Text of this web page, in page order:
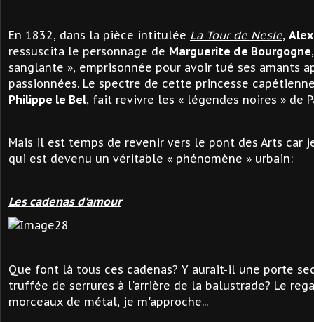
En 1832, dans la pièce intitulée La Tour de Nesle,
ressuscita le personnage de Marguerite de Bourgogne
sanglante », emprisonnée pour avoir tué ses amants
passionnées. Le spectre de cette princesse
Philippe le Bel, fait revivre les « légendes noires » de
Mais il est temps de revenir vers le pont des Arts car
qui est devenu un véritable « phénomène » urbain:
Les cadenas d'amour
Que font là tous ces cadenas? Y aurait-il une porte
truffée de serrures à l'arrière de la balustrade? Le
morceaux de métal, je m'approche...